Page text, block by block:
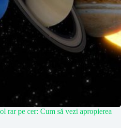
rar pe cer: Cum să vezi apropierea